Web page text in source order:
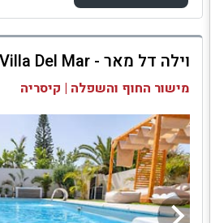
למתחם זה
בדיקת זמינות ומחירים
וילה דל מאר - Villa Del Mar
מישור החוף והשפלה | קיסריה